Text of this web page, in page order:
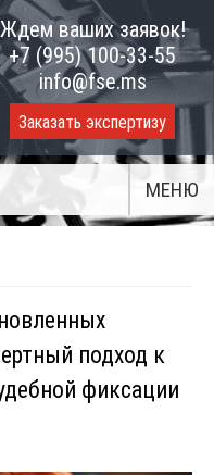
Ждем ваших заявок!
+7 (995) 100-33-55
info@fse.ms
Заказать экспертизу
МЕНЮ
подход к
фиксации